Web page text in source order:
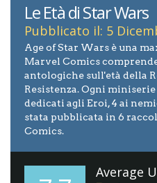
Le Età di Star Wars
Pubblicato il: 5
Age of Star Wars è una
Marvel Comics
antologiche sull'età della
Resistenza. Ogni
dedicati agli Eroi, 4 ai
stata pubblicata in 6
Comics.
Average